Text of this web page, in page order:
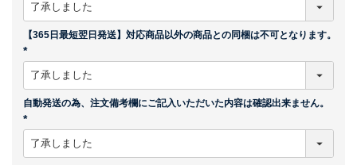
)
【365日最短翌日発送】対応商品以外の商品との同梱は不可となります。
須
)
自動発送の為、注文備考欄にご記入いただいた内容は確認出来ません。